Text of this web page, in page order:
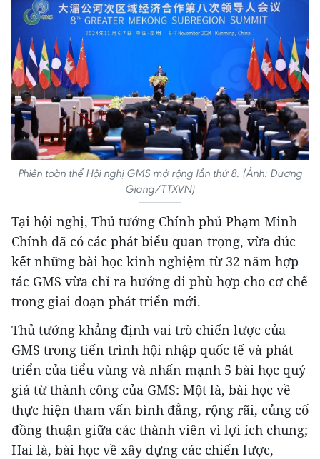
Phiên toàn thể Hội nghị GMS mở rộng lần thứ 8. (Ảnh: Dương
Giang/TTXVN)
Tại hội nghị, Thủ tướng Chính phủ Phạm Minh
Chính đã có các phát biểu quan trọng, vừa đúc
kết những bài học kinh nghiệm từ 32 năm hợp
tác GMS vừa chỉ ra hướng đi phù hợp cho cơ chế
trong giai đoạn phát triển mới.
Thủ tướng khẳng định vai trò chiến lược của
GMS trong tiến trình hội nhập quốc tế và phát
triển của tiểu vùng và nhấn mạnh 5 bài học quý
giá từ thành công của GMS: Một là, bài học về
thực hiện tham vấn bình đẳng, rộng rãi, củng cố
đồng thuận giữa các thành viên vì lợi ích chung;
Hai là, bài học về xây dựng các chiến lược,